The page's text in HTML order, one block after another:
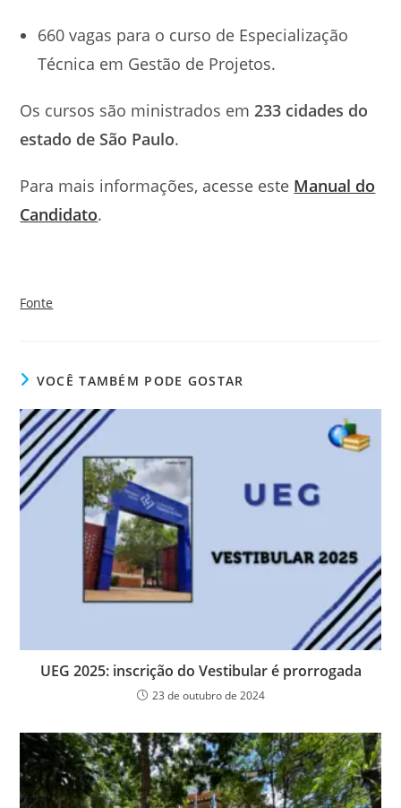
660 vagas para o curso de Especialização
Técnica em Gestão de Projetos.
Os cursos são ministrados em233 cidades do
estado de São Paulo.
Para mais informações, acesse este Manual do
Candidato.
Fonte
VOCÊ TAMBÉM PODE GOSTAR
UEG 2025: inscrição do Vestibular é prorrogada
23 de outubro de 2024